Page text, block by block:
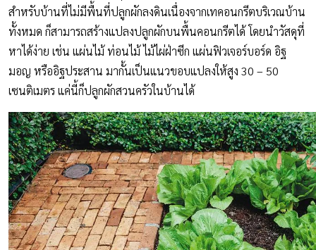
สำหรับบ้านที่ไม่มีพื้นที่ปลูกผักลงดินเนื่องจากเทคอนกรีตบริเวณบ้าน
ทั้งหมด ก็สามารถสร้างแปลงปลูกผักบนพื้นคอนกรีตได้ โดยนำวัสดุที่
หาได้ง่าย เช่น แผ่นไม้ ท่อนไม้ ไม้ไผ่ฝ่าซีก แผ่นฟิวเจอร์บอร์ด อิฐ
มอญ หรืออิฐประสาน มากั้นเป็นแนวขอบแปลงให้สูง 30 – 50
เซนติเมตร แค่นี้ก็ปลูกผักสวนครัวในบ้านได้